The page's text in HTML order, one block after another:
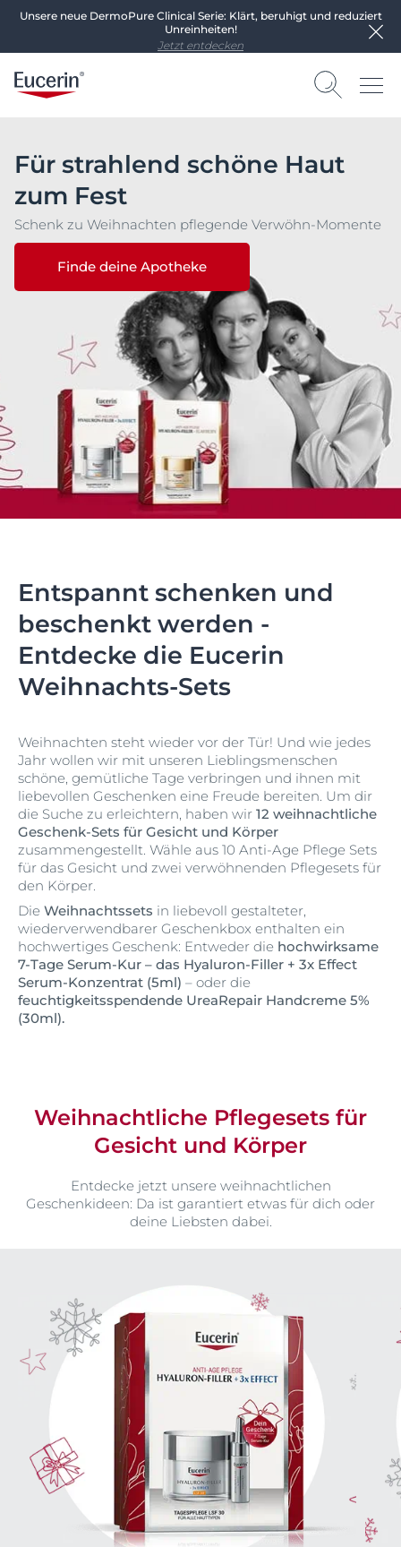
Unsere neue DermoPure Clinical Serie: Klärt, beruhigt und reduziert
Unreinheiten!
Jetzt entdecken
Für strahlend schöne Haut
zum Fest
Schenk zu Weihnachten pflegende Verwöhn-Momente
Finde deine Apotheke
Entspannt schenken und
beschenkt werden -
Entdecke die Eucerin
Weihnachts-Sets
Weihnachten steht wieder vor der Tür! Und wie jedes
Jahr wollen wir mit unseren Lieblingsmenschen
schöne, gemütliche Tage verbringen und ihnen mit
liebevollen Geschenken eine Freude bereiten. Um dir
die Suche zu erleichtern, haben wir 12 weihnachtliche
Geschenk-Sets für Gesicht und Körper
zusammengestellt. Wähle aus 10 Anti-Age Pflege Sets
für das Gesicht und zwei verwöhnenden Pflegesets für
den Körper.
Die Weihnachtssets in liebevoll gestalteter,
wiederverwendbarer Geschenkbox enthalten ein
hochwertiges Geschenk: Entweder die hochwirksame
7-Tage Serum-Kur – das Hyaluron-Filler + 3x Effect
Serum-Konzentrat (5ml) – oder die
feuchtigkeitsspendende UreaRepair Handcreme 5%
(30ml).
Weihnachtliche Pflegesets für
Gesicht und Körper
Entdecke jetzt unsere weihnachtlichen
Geschenkideen: Da ist garantiert etwas für dich oder
deine Liebsten dabei.